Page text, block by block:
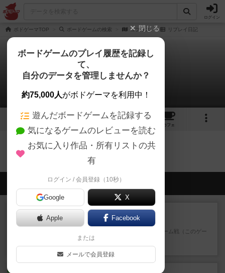
ログイン
ボドゲーマTOP ボードゲームの検索 コブラス リプレイ日記
コブラス
0件のリプレイ日記
2 2
カフェ
コブラスのトップに戻る
会員の新しい投稿
レビュー
エージェンシー
トリックテイキング好きで、チーム戦（このゲー
ムは4人専用）好きなら間違...
6分前by ハロ
閉じる
ボードゲームのプレイ履歴を記録し
て、
自分のデータを管理しませんか？
約75,000人がボドゲーマを利用中！
遊んだボードゲームを記録する
気になるゲームのレビューを読む
お気に入り作品・所有リストの共
有
ログイン / 会員登録（10秒）
Google X
Apple Facebook
または
メールで会員登録